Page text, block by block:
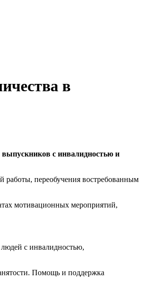
в
выпускников с инвалидностью и
работы, переобучения востребованным
мотивационных мероприятий,
людей с инвалидностью,
Помощь и поддержка